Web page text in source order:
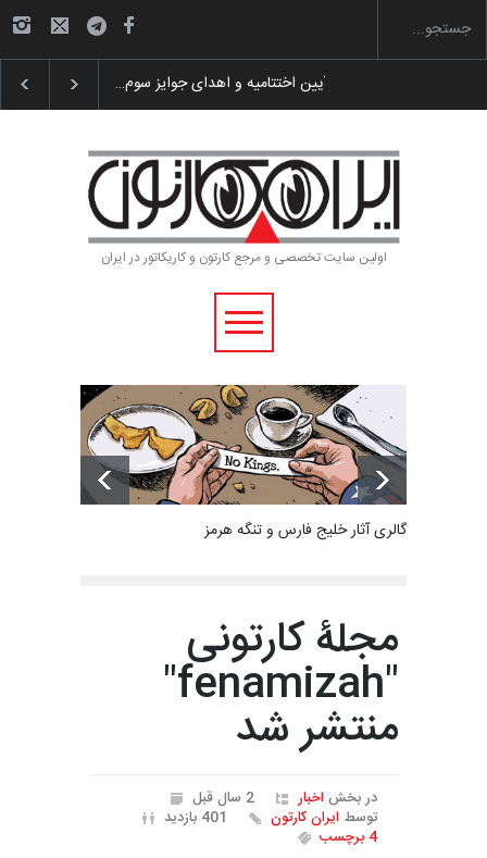
گزارش تصویری آیین اختتامیه و اهدای جوایز سوم…
اولین سایت تخصصی و مرجع کارتون و کاریکاتور در ایران
گالری آثار خلیج فارس و تنگه هرمز
مجلۀ کارتونی
"fenamizah"
منتشر شد
در بخش اخبار
2 سال قبل
توسط ایران کارتون
401 بازدید
4 برچسب